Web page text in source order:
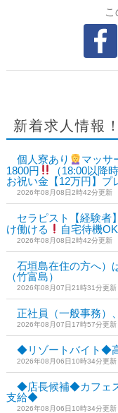
新着求人情報！
個人寮あり
マッサ
1800円
（18:00以降
お祝い金【12万円】プ
2026年08月08日2時42分更新
セラピスト【経験者
け働ける
自宅待機
2026年08月08日2時42分更新
石垣島在住の方へ）
（竹富島）
2026年08月07日21時31分更新
正社員（一般事務）
2026年08月07日17時57分更新
◆リゾートバイト◆
2026年08月06日10時34分更新
◆店長候補◆カフェ
支給◆
2026年08月06日10時34分更新